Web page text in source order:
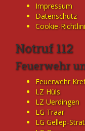
Impressum
Datenschutz
Cookie-
Notruf 112
Feuerwehr
Feuerwehr
LZ Hüls
LZ Uerdingen
LG Traar
LG Gellep-